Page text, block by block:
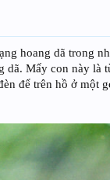
hoang dã trong
Mấy con này là
để trên hồ ở một